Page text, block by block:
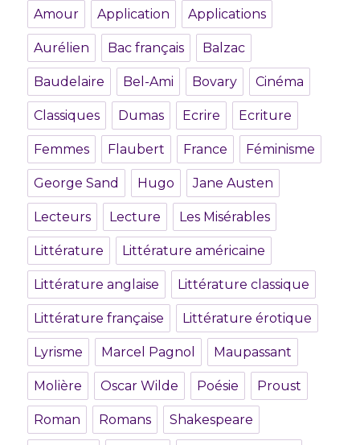
Amour Application Applications
Aurélien Bac français Balzac
Baudelaire Bel-Ami Bovary Cinéma
Classiques Dumas Ecrire Ecriture
Femmes Flaubert France Féminisme
George Sand Hugo Jane Austen
Lecteurs Lecture Les Misérables
Littérature Littérature américaine
Littérature anglaise Littérature classique
Littérature française Littérature érotique
Lyrisme Marcel Pagnol Maupassant
Molière Oscar Wilde Poésie Proust
Roman Romans Shakespeare